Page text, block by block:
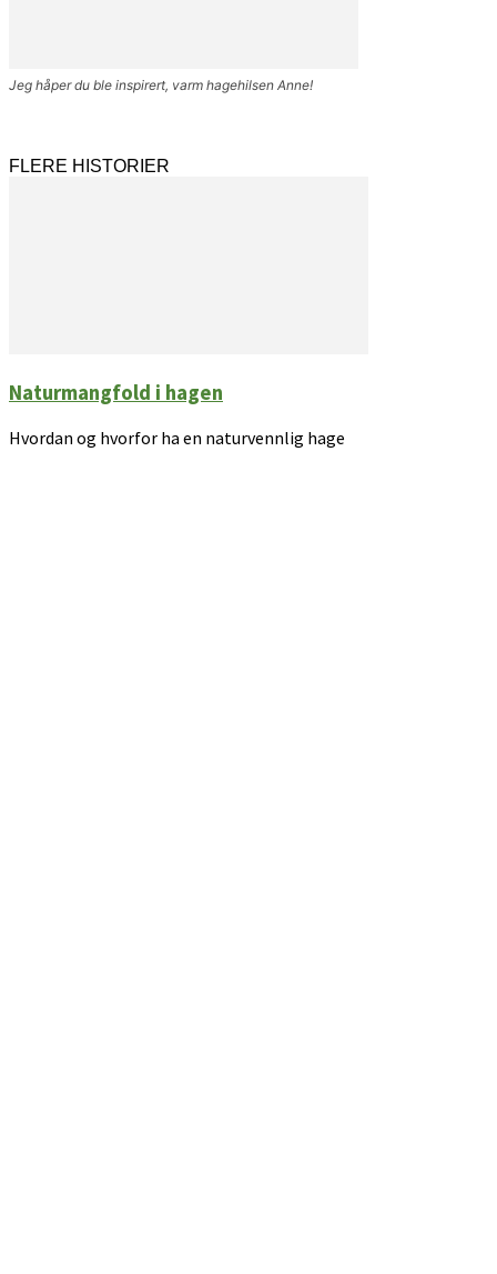
Jeg håper du ble inspirert, varm hagehilsen Anne!
FLERE HISTORIER
Naturmangfold i hagen
Hvordan og hvorfor ha en naturvennlig hage